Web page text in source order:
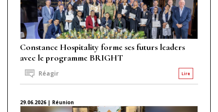
Constance Hospitality forme ses futurs leaders
avec le programme BRIGHT
Lire
Réagir
29.06.2026 | Réunion